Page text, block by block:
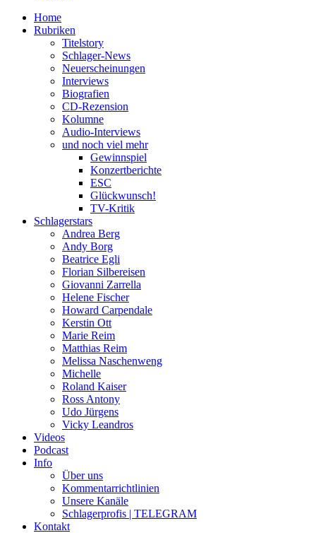
Home
Rubriken
Titelstory
Schlager-News
Neuerscheinungen
Interviews
Biografien
CD-Rezension
Kolumne
Audio-Interviews
und noch viel mehr
Gewinnspiel
Konzertberichte
ESC
Glückwunsch!
TV-Kritik
Schlagerstars
Andrea Berg
Andy Borg
Beatrice Egli
Florian Silbereisen
Giovanni Zarrella
Helene Fischer
Howard Carpendale
Kerstin Ott
Marie Reim
Matthias Reim
Melissa Naschenweng
Michelle
Roland Kaiser
Ross Antony
Udo Jürgens
Vicky Leandros
Videos
Podcast
Info
Über uns
Kommentarrichtlinien
Unsere Kanäle
Schlagerprofis | TELEGRAM
Kontakt